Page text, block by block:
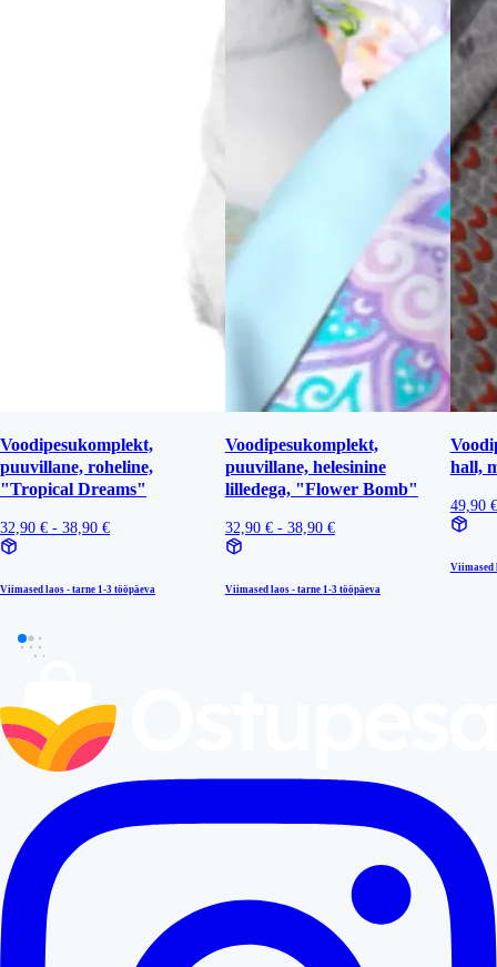
Voodipesukomplekt,
puuvillane, roheline,
"Tropical Dreams"
32,90 € - 38,90 €
Viimased laos - tarne 1-3 tööpäeva
Voodipesukomplekt,
puuvillane, helesinine
lilledega, "Flower Bomb"
32,90 € - 38,90 €
Viimased laos - tarne 1-3 tööpäeva
hall,
49,90
Viimased